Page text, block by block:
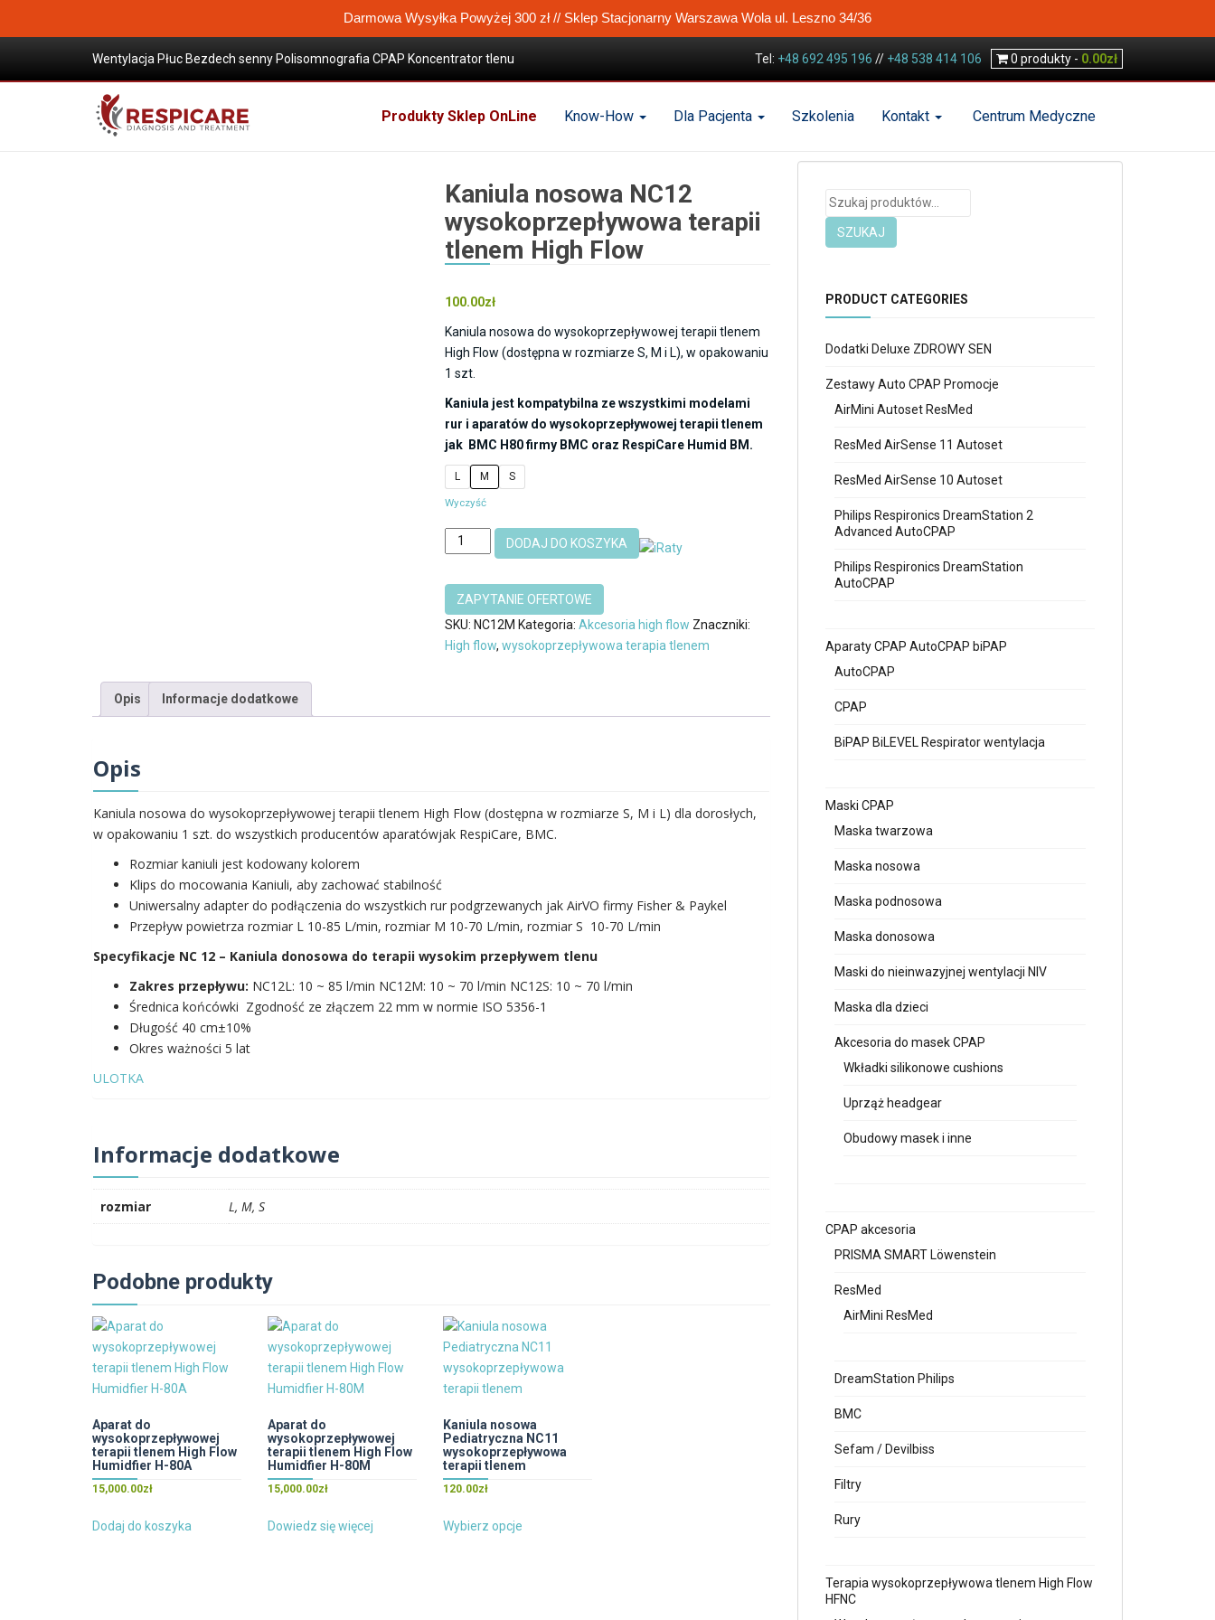
Darmowa Wysyłka Powyżej 300 zł // Sklep Stacjonarny Warszawa Wola ul. Leszno 34/36
Wentylacja Płuc Bezdech senny Polisomnografia CPAP Koncentrator tlenu
Wysokoprzepływowa terapia tlenem
Sklep / Produkty
Terapia wysokoprzepływowa tlenem High Flow HFNC
Akcesoria high flow
Tel: +48 692 495 196 // +48 538 414 106 0 produkty - 0.00zł
Produkty Sklep OnLine Know-How Dla Pacjenta Szkolenia Kontakt Centrum Medyczne
Kaniula nosowa NC12
wysokoprzepływowa terapii
tlenem High Flow
100.00zł
Kaniula nosowa do wysokoprzepływowej terapii tlenem
High Flow (dostępna w rozmiarze S, M i L), w opakowaniu
1 szt.
Kaniula jest kompatybilna ze wszystkimi modelami
rur i aparatów do wysokoprzepływowej terapii tlenem
jak BMC H80 firmy BMC oraz RespiCare Humid BM.
L M S
Wyczyść
ilość
Kaniula
NC12
wysokoprzepływowa
terapii
DODAJ DO KOSZYKA
SKU: NC12M Kategoria: Akcesoria high flow Znaczniki:
High flow, wysokoprzepływowa terapia tlenem
Opis Informacje dodatkowe
Opis
Kaniula nosowa do wysokoprzepływowej terapii tlenem High Flow (dostępna w rozmiarze S, M i L) dla dorosłych,
w opakowaniu 1 szt. do wszystkich producentów aparatówjak RespiCare, BMC.
Rozmiar kaniuli jest kodowany kolorem
Klips do mocowania Kaniuli, aby zachować stabilność
Uniwersalny adapter do podłączenia do wszystkich rur podgrzewanych jak AirVO firmy Fisher & Paykel
Przepływ powietrza rozmiar L 10-85 L/min, rozmiar M 10-70 L/min, rozmiar S 10-70 L/min
Specyfikacje NC 12 – Kaniula donosowa do terapii wysokim przepływem tlenu
Zakres przepływu: NC12L: 10 ~ 85 l/min NC12M: 10 ~ 70 l/min NC12S: 10 ~ 70 l/min
Średnica końcówki Zgodność ze złączem 22 mm w normie ISO 5356-1
Długość 40 cm±10%
Okres ważności 5 lat
ULOTKA
Informacje dodatkowe
rozmiar L, M, S
Podobne produkty
Aparat do
wysokoprzepływowej
terapii tlenem High Flow
Humidfier H-80A
15,000.00zł
Dodaj do koszyka
Aparat do
wysokoprzepływowej
terapii tlenem High Flow
Humidfier H-80M
15,000.00zł
Dowiedz się więcej
Kaniula nosowa
Pediatryczna NC11
wysokoprzepływowa
terapii tlenem
120.00zł
Wybierz opcjeprodukt
Szukaj:
SZUKAJ
PRODUCT CATEGORIES
Dodatki Deluxe ZDROWY SEN
Zestawy Auto CPAP Promocje
AirMini Autoset ResMed
ResMed AirSense 11 Autoset
ResMed AirSense 10 Autoset
Philips Respironics DreamStation 2
Advanced AutoCPAP
Philips Respironics DreamStation
AutoCPAP
Aparaty CPAP AutoCPAP biPAP
AutoCPAP
CPAP
BiPAP BiLEVEL Respirator wentylacja
Maski CPAP
Maska twarzowa
Maska nosowa
Maska podnosowa
Maska donosowa
Maski do nieinwazyjnej wentylacji NIV
Maska dla dzieci
Akcesoria do masek CPAP
Wkładki silikonowe cushions
Uprząż headgear
Obudowy masek i inne
CPAP akcesoria
PRISMA SMART Löwenstein
ResMed
AirMini ResMed
DreamStation Philips
BMC
Sefam / Devilbiss
Filtry
Rury
Terapia wysokoprzepływowa tlenem High Flow
HFNC